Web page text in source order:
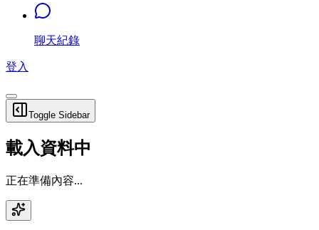
聊天紀錄
登入
Toggle Sidebar
載入資料中
正在準備內容...